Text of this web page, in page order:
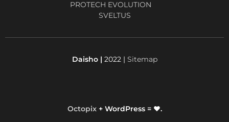
PROTECH EVOLUTION
SVELTUS
Daisho | 2022 | Sitemap
Octopix+ WordPress = ❤.